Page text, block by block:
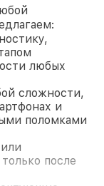
любых
сложности,
и
поломками
после